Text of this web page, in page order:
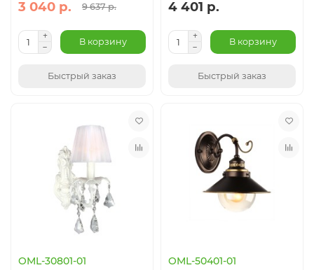
3 040 р. 9 637 р.
В корзину
Быстрый заказ
4 401 р.
В корзину
Быстрый заказ
OML-30801-01 OML-50401-01